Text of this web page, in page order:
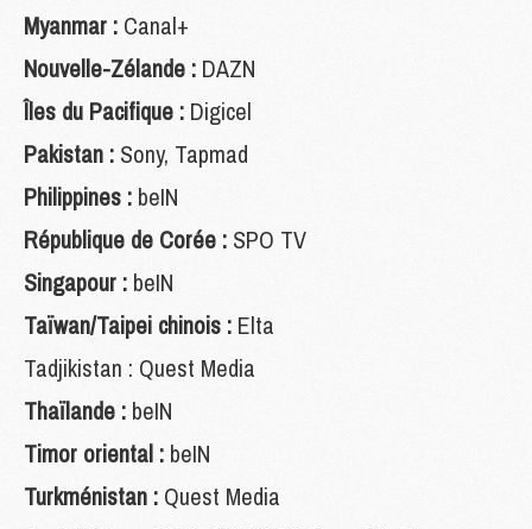
Myanmar : Canal+
Nouvelle-Zélande : DAZN
Îles du Pacifique : Digicel
Pakistan : Sony, Tapmad
Philippines : beIN
République de Corée : SPO TV
Singapour : beIN
Taïwan/Taipei chinois : Elta
Tadjikistan : Quest Media
Thaïlande : beIN
Timor oriental : beIN
Turkménistan : Quest Media